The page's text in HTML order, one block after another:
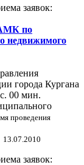
заявок:
по
недвижимого
города Кургана
00 мин.
проведения
13.07.2010
заявок: